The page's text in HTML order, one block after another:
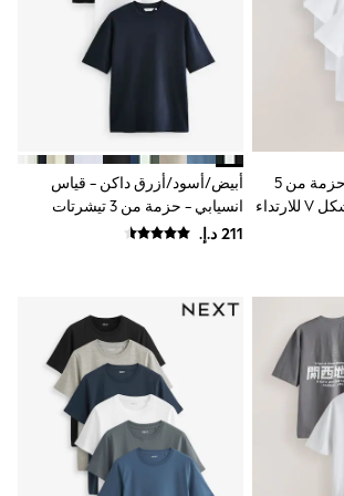
Sets
Linen
Tops
Baby Summer
Sets
Sun
أبيض - تلبيس ضيق - حزمة من 5
تيشرتات برقبة على شكل V للارتداء
أبيض/أسود/أزرق داكن - قياس
انسيابي - حزمة من 3 تيشرتات